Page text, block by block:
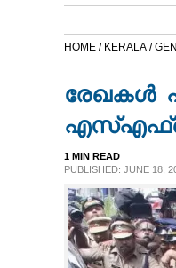
CASE DIARY
HOME / KERALA /
രേഖകൾ
എസ്എഫ്ഐഒ
1 MIN READ
PUBLISHED: JUNE 18,